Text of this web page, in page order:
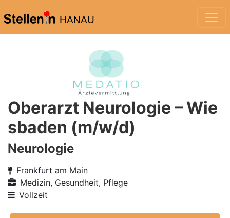
HANAU
Oberarzt Neurologie – Wie
sbaden (m/w/d)
Neurologie
Frankfurt am Main
Medizin, Gesundheit, Pflege
Vollzeit